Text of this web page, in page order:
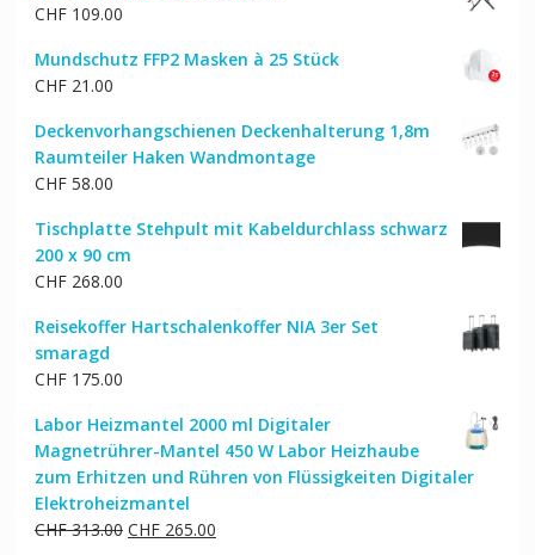
CHF109.00
Mundschutz FFP2 Masken à 25 Stück
CHF21.00
Deckenvorhangschienen Deckenhalterung 1,8m
Raumteiler Haken Wandmontage
CHF58.00
Tischplatte Stehpult mit Kabeldurchlass schwarz
200 x 90 cm
CHF268.00
Reisekoffer Hartschalenkoffer NIA 3er Set
smaragd
CHF175.00
Labor Heizmantel 2000 ml Digitaler
Magnetrührer-Mantel 450 W Labor Heizhaube
zum Erhitzen und Rühren von Flüssigkeiten Digitaler
Elektroheizmantel
CHF313.00 Ursprünglicher
CHF265.00Aktueller